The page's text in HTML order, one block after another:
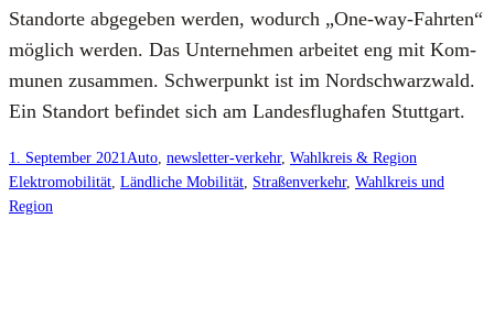
Stand­or­te abge­ge­ben wer­den, wodurch „One-way-Fahr­ten“
mög­lich wer­den. Das Unter­neh­men arbei­tet eng mit Kom­
mu­nen zusam­men. Schwer­punkt ist im Nord­schwarz­wald.
Ein Stand­ort befin­det sich am Lan­des­flug­ha­fen Stutt­gart.
1. September 2021 Auto newsletter-verkehr, Wahlkreis & Region
Elektromobilität Ländliche Mobilität Straßenverkehr, Wahlkreis und
Region